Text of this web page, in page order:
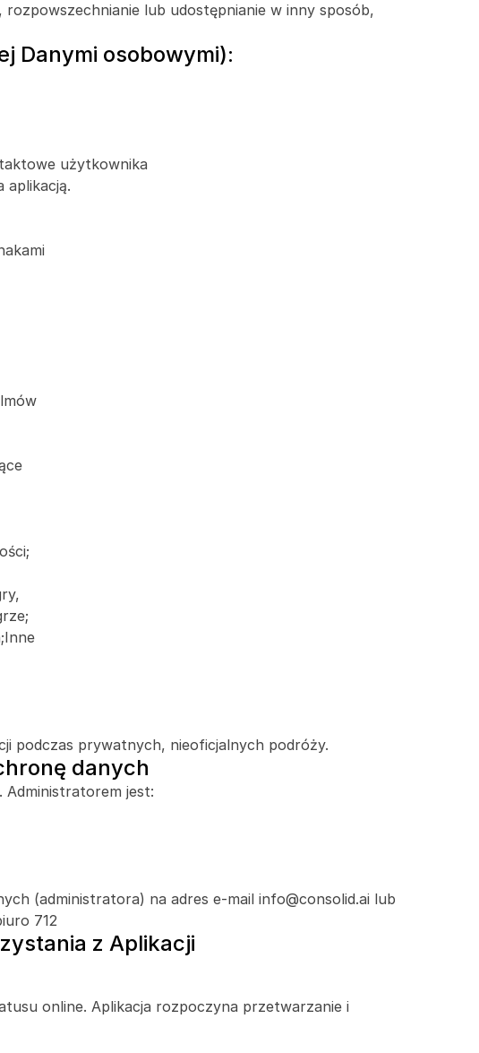
lub udostępnianie w inny sposób,
Danymi osobowymi):
użytkownika
aplikacją.
podczas prywatnych, nieoficjalnych podróży.
danych
jest:
(administratora) na adres e-mail info@consolid.ai lub
712
z Aplikacji
online. Aplikacja rozpoczyna przetwarzanie i